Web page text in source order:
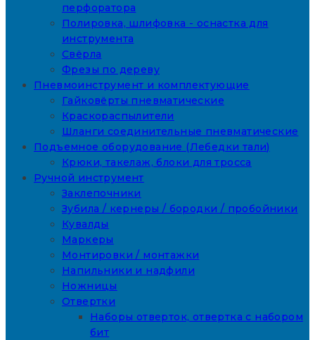
перфоратора
Полировка, шлифовка - оснастка для
инструмента
Свёрла
Фрезы по дереву
Пневмоинструмент и комплектующие
Гайковёрты пневматические
Краскораспылители
Шланги соединительные пневматические
Подъемное оборудование (Лебедки тали)
Крюки, такелаж, блоки для тросса
Ручной инструмент
Заклепочники
Зубила / кернеры / бородки / пробойники
Кувалды
Маркеры
Монтировки / монтажки
Напильники и надфили
Ножницы
Отвертки
Наборы отверток, отвертка с набором
бит